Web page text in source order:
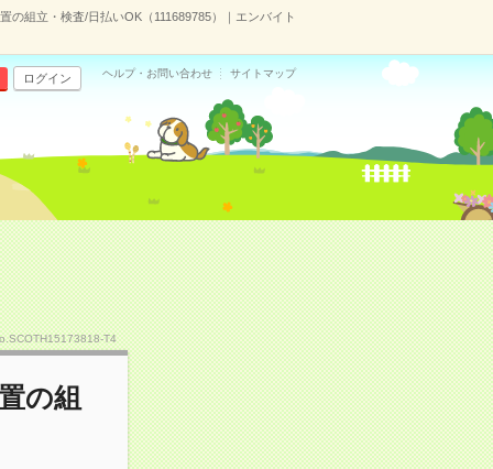
の組立・検査/日払いOK（111689785）｜エンバイト
ログイン ヘルプ・お問い合わせ サイトマップ
T4
の組